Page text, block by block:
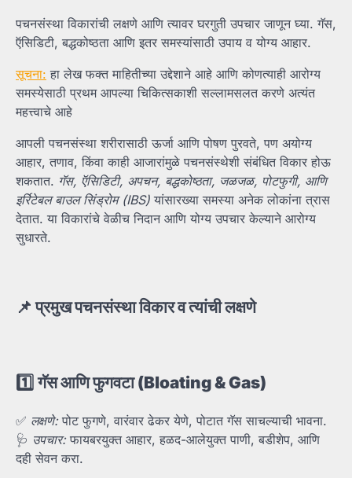
पचनसंस्था विकारांची लक्षणे आणि त्यावर घरगुती उपचार जाणून घ्या. गॅस,
ऍसिडिटी, बद्धकोष्ठता आणि इतर समस्यांसाठी उपाय व योग्य आहार.
सूचना: हा लेख फक्त माहितीच्या उद्देशाने आहे आणि कोणत्याही आरोग्य
समस्येसाठी प्रथम आपल्या चिकित्सकाशी सल्लामसलत करणे अत्यंत
महत्त्वाचे आहे
आपली पचनसंस्था शरीरासाठी ऊर्जा आणि पोषण पुरवते, पण अयोग्य
आहार, तणाव, किंवा काही आजारांमुळे पचनसंस्थेशी संबंधित विकार होऊ
शकतात. गॅस, ऍसिडिटी, अपचन, बद्धकोष्ठता, जळजळ, पोटफुगी, आणि
इर्रिटेबलबाउलसिंड्रोम (IBS) यांसारख्या समस्या अनेक लोकांना त्रास
देतात. या विकारांचे वेळीच निदान आणि योग्य उपचार केल्याने आरोग्य
सुधारते.
📌प्रमुखपचनसंस्थाविकारवत्यांचीलक्षणे
1️⃣गॅसआणिफुगवटा (Bloating & Gas)
✅ लक्षणे:पोट फुगणे, वारंवार ढेकर येणे, पोटात गॅस साचल्याची भावना.
🩺 उपचार:फायबरयुक्त आहार, हळद-आलेयुक्त पाणी, बडीशेप, आणि
दही सेवन करा.